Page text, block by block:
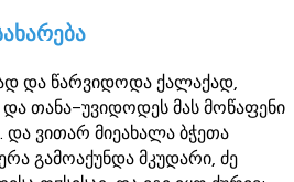
და წარვიდოდა ქალაქად,
თანა-უვიდოდეს მას მოწაფენი
და ვითარ მიეახალა ბჭეთა
გამოაქუნდა მკუდარი, ძე